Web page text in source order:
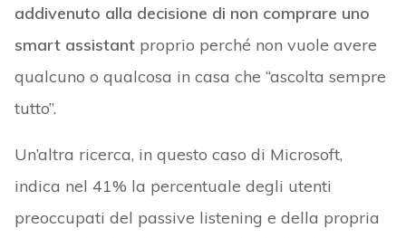
addivenuto alla decisione di non comprare uno
smart assistantproprio perché non vuole avere
qualcuno o qualcosa in casa che “ascolta sempre
tutto”.
Un’altra ricerca, in questo caso di Microsoft,
indica nel 41% la percentuale degli utenti
preoccupati del passive listening e della propria